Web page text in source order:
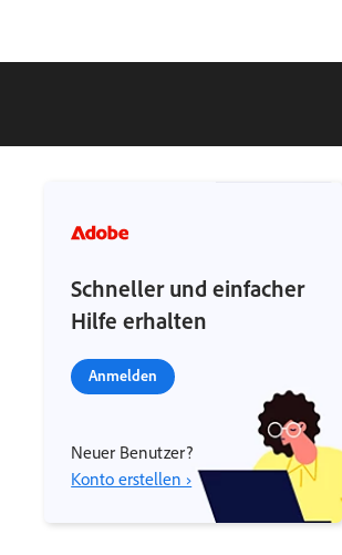
Schneller und einfacher
Hilfe erhalten
Anmelden
Neuer Benutzer?
Konto erstellen ›